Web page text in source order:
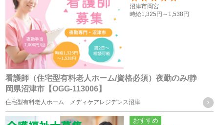
告・コンテンツ等の配信・表示、本サービスの提供
本サービスの改善・新規サービスの開発・マーケティング
活動
本サービスに関するご意見、お問い合わせの確認・回答
個人情報の第三者への提供
当社は、次に掲げる場合を除き、お客様の個人情報を第三者
看護師（住宅型有料老人ホーム/資格必須）夜勤のみ/静
岡県沼津市【OGG-113006】
住宅型有料老人ホーム メディケアレジデンス沼津
150
沼津市岡宮
時給1,325円～ 1,538円
おすすめ